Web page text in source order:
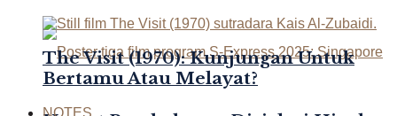
The Visit (1970): Kunjungan Untuk
Bertamu Atau Melayat?
NOTES